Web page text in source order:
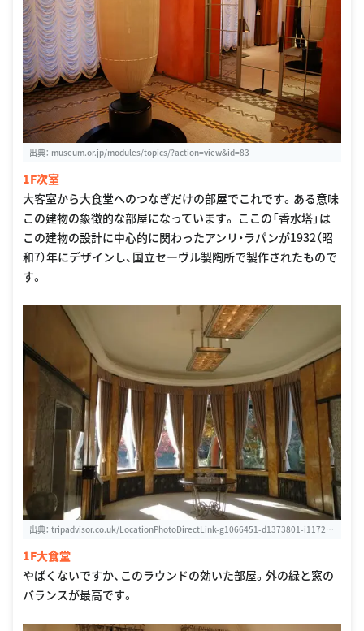
出典： museum.or.jp/modules/topics/?action=view&id=83
1F次室
大客室から大食堂へのつなぎだけの部屋でこれです。ある意味
この建物の象徴的な部屋になっています。 ここの「香水塔」は
この建物の設計に中心的に関わったアンリ・ラパンが1932（昭
和7）年にデザインし、国立セーヴル製陶所で製作されたもので
す。
出典： tripadvisor.co.uk/LocationPhotoDirectLink-g1066451-d1373801-i11724
re_Kanto.html
1F大食堂
やばくないですか、このラウンドの効いた部屋。外の緑と窓の
バランスが最高です。